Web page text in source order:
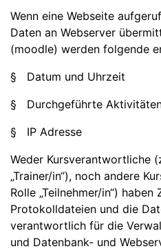
Wenn eine Webseite
Daten an Webserver
(moodle) werden folgende
§ Datum und Uhrzeit
§ Durchgeführte
§ IP Adresse
Weder Kursverantwortliche
„Trainer/in“), noch andere
Rolle „Teilnehmer/in“)
Protokolldateien und die
verantwortlich für die
und Datenbank- und